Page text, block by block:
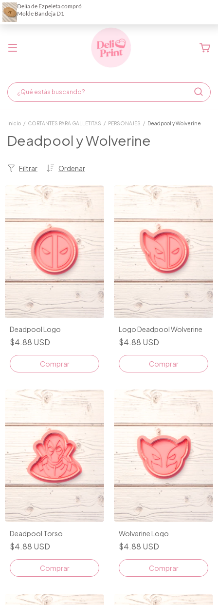
Demora de fabricación hasta 6 días hábiles
Inicio / CORTANTES PARA GALLETITAS / PERSONAJES / Deadpool y Wolverine
Deadpool y Wolverine
Ordenar
Filtrar
Deadpool Logo
$4.88 USD
Comprar
Logo Deadpool Wolverine
$4.88 USD
Comprar
Deadpool Torso
$4.88 USD
Comprar
Wolverine Logo
$4.88 USD
Comprar